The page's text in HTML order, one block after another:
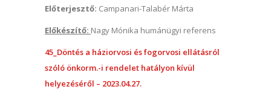
Előterjesztő: Campanari-Talabér Márta
Előkészítő: Nagy Mónika humánügyi referens
45_Döntés a háziorvosi és fogorvosi ellátásról
szóló önkorm.-i rendelet hatályon kívül
helyezéséről – 2023.04.27.